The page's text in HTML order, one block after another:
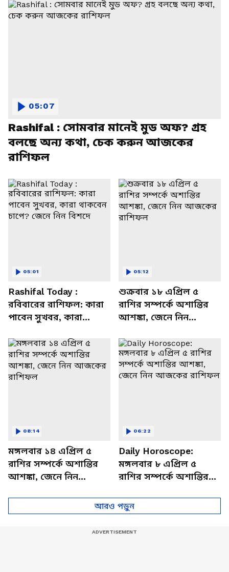
Rashifal : সোমবার মানেই মুড অফ? গ্রহ
বলছে অন্য কথা, চেক করুন আজকের
রাশিফল
05:07
Rashifal Today :
রবিবারের রাশিফল: কারা
পাবেন সুখবর, কারা
বিশদে
05:01
শুক্রবার ১৮ এপ্রিল ৫
রাশির সম্পর্কে অশান্তির
আশঙ্কা, জেনে নিন
05:12
মঙ্গলবার ১৪ এপ্রিল ৫
রাশির সম্পর্কে অশান্তির
আশঙ্কা, জেনে নিন
08:14
Daily Horoscope:
মঙ্গলবার ৮ এপ্রিল ৫
রাশির সম্পর্কে অশান্তির
আজকের রাশিফল
06:22
আরও পড়ুন